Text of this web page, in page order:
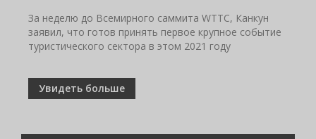
За неделю до Всемирного саммита WTTC, Канкун
заявил, что готов принять первое крупное событие
туристического сектора в этом 2021 году
Увидеть больше